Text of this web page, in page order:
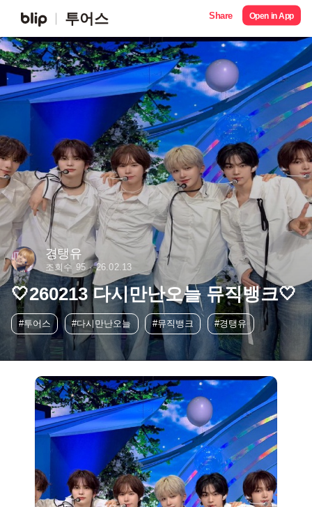
투어스 Share Open in App
경탱유
조회수 95 26.02.13
🤍260213 다시만난오늘 뮤직뱅크🤍
#투어스 #다시만난오늘 #뮤직뱅크 #경탱유